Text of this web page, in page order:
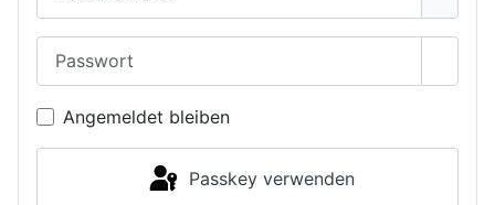
Angemeldet bleiben
Passkey verwenden